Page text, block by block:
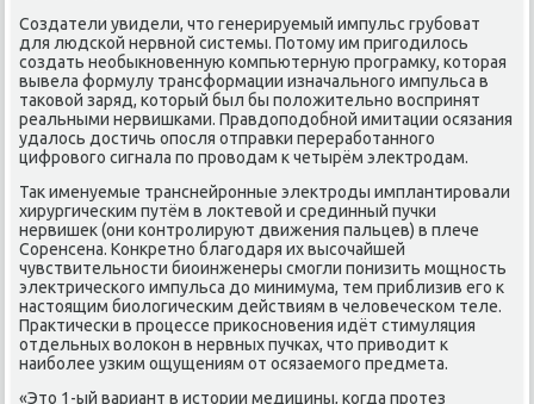
Создатели увидели, что генерируемый импульс грубоват
для людской нервной системы. Потому им пригодилось
создать необыкновенную компьютерную програмку, которая
вывела формулу трансформации изначального импульса в
таковой заряд, который был бы положительно воспринят
реальными нервишками. Правдоподобной имитации осязания
удалось достичь опосля отправки переработанного
цифрового сигнала по проводам к четырём электродам.
Так именуемые транснейронные электроды имплантировали
хирургическим путём в локтевой и срединный пучки
нервишек (они контролируют движения пальцев) в плече
Соренсена. Конкретно благодаря их высочайшей
чувствительности биоинженеры смогли понизить мощность
электрического импульса до минимума, тем приблизив его к
настоящим биологическим действиям в человеческом теле.
Практически в процессе прикосновения идёт стимуляция
отдельных волокон в нервных пучках, что приводит к
наиболее узким ощущениям от осязаемого предмета.
«Это 1-ый вариант в истории медицины, когда протез